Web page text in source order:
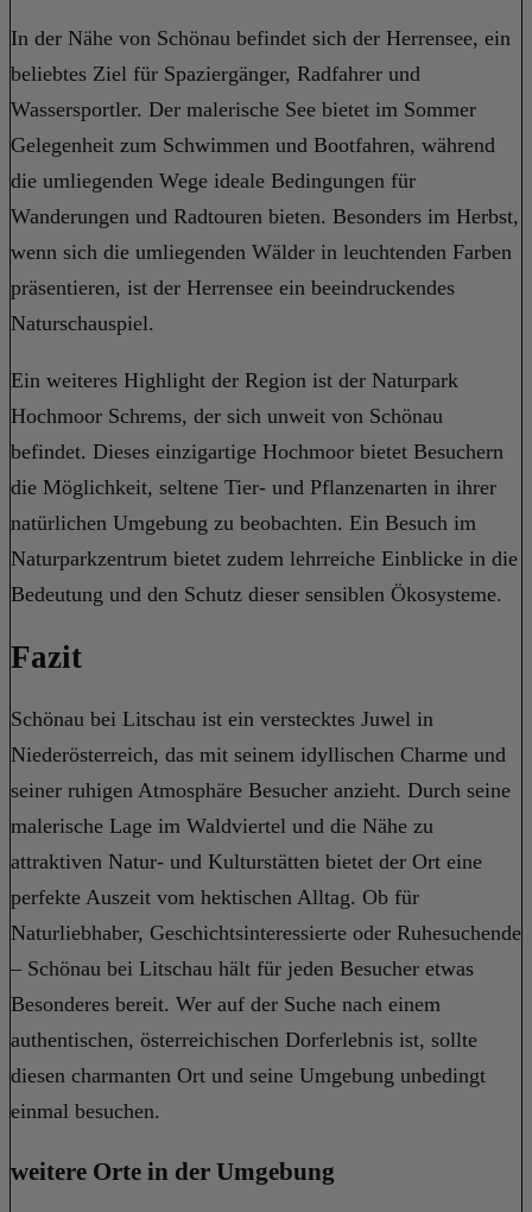
In der Nähe von Schönau befindet sich der Herrensee, ein
beliebtes Ziel für Spaziergänger, Radfahrer und
Wassersportler. Der malerische See bietet im Sommer
Gelegenheit zum Schwimmen und Bootfahren, während
die umliegenden Wege ideale Bedingungen für
Wanderungen und Radtouren bieten. Besonders im Herbst,
wenn sich die umliegenden Wälder in leuchtenden Farben
präsentieren, ist der Herrensee ein beeindruckendes
Naturschauspiel.
Ein weiteres Highlight der Region ist der Naturpark
Hochmoor Schrems, der sich unweit von Schönau
befindet. Dieses einzigartige Hochmoor bietet Besuchern
die Möglichkeit, seltene Tier- und Pflanzenarten in ihrer
natürlichen Umgebung zu beobachten. Ein Besuch im
Naturparkzentrum bietet zudem lehrreiche Einblicke in die
Bedeutung und den Schutz dieser sensiblen Ökosysteme.
Fazit
Schönau bei Litschau ist ein verstecktes Juwel in
Niederösterreich, das mit seinem idyllischen Charme und
seiner ruhigen Atmosphäre Besucher anzieht. Durch seine
malerische Lage im Waldviertel und die Nähe zu
attraktiven Natur- und Kulturstätten bietet der Ort eine
perfekte Auszeit vom hektischen Alltag. Ob für
Naturliebhaber, Geschichtsinteressierte oder Ruhesuchende
– Schönau bei Litschau hält für jeden Besucher etwas
Besonderes bereit. Wer auf der Suche nach einem
authentischen, österreichischen Dorferlebnis ist, sollte
diesen charmanten Ort und seine Umgebung unbedingt
einmal besuchen.
weitere Orte in der Umgebung